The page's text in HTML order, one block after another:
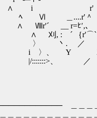
r' 刈、
....r'＾ ｒ'⌒`
__ r=
: ´ ｛r'⌒`ヾ
／ 刈 yﾍ∧>
Υ ｽ.ｲr'∧ ´
、 ／ ｀^/::/
＿＿＿
＿＿＿＿＿＿＿＿